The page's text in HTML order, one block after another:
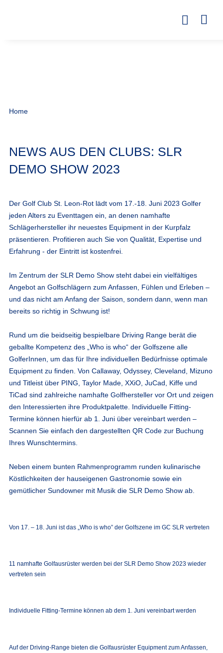
Home
NEWS AUS DEN CLUBS: SLR
DEMO SHOW 2023
Der Golf Club St. Leon-Rot lädt vom 17.-18. Juni 2023 Golfer
jeden Alters zu Eventtagen ein, an denen namhafte
Schlägerhersteller ihr neuestes Equipment in der Kurpfalz
präsentieren. Profitieren auch Sie von Qualität, Expertise und
Erfahrung - der Eintritt ist kostenfrei.
Im Zentrum der SLR Demo Show steht dabei ein vielfältiges
Angebot an Golfschlägern zum Anfassen, Fühlen und Erleben –
und das nicht am Anfang der Saison, sondern dann, wenn man
bereits so richtig in Schwung ist!
Rund um die beidseitig bespielbare Driving Range berät die
geballte Kompetenz des „Who is who“ der Golfszene alle
GolferInnen, um das für Ihre individuellen Bedürfnisse optimale
Equipment zu finden. Von Callaway, Odyssey, Cleveland, Mizuno
und Titleist über PING, Taylor Made, XXiO, JuCad, Kiffe und
TiCad sind zahlreiche namhafte Golfhersteller vor Ort und zeigen
den Interessierten ihre Produktpalette. Individuelle Fitting-
Termine können hierfür ab 1. Juni über vereinbart werden –
Scannen Sie einfach den dargestellten QR Code zur Buchung
Ihres Wunschtermins.
Neben einem bunten Rahmenprogramm runden kulinarische
Köstlichkeiten der hauseigenen Gastronomie sowie ein
gemütlicher Sundowner mit Musik die SLR Demo Show ab.
Von 17. – 18. Juni ist das „Who is who” der Golfszene im GC SLR vertreten
11 namhafte Golfausrüster werden bei der SLR Demo Show 2023 wieder
vertreten sein
Individuelle Fitting-Termine können ab dem 1. Juni vereinbart werden
Auf der Driving-Range bieten die Golfausrüster Equipment zum Anfassen,